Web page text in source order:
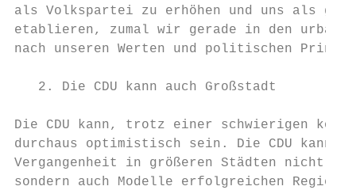
als Volkspartei zu erhöhen und uns als
etablieren, zumal wir gerade in den
nach unseren Werten und politischen
   2. Die CDU kann auch Großstadt
Die CDU kann, trotz einer schwierigen
durchaus optimistisch sein. Die CDU kann
Vergangenheit in größeren Städten nicht
sondern auch Modelle erfolgreichen